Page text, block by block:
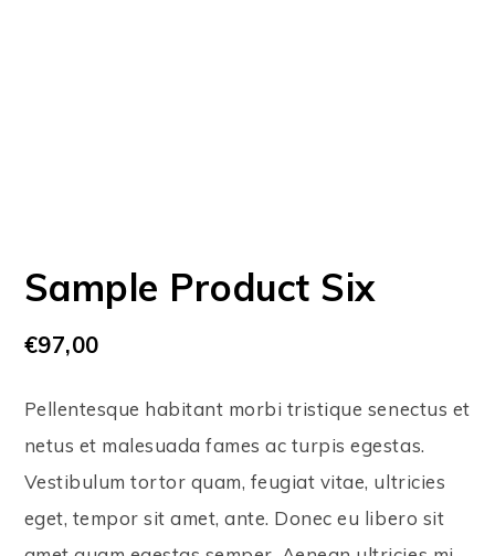
Sample Product Six
€97,00
Pellentesque habitant morbi tristique senectus et
netus et malesuada fames ac turpis egestas.
Vestibulum tortor quam, feugiat vitae, ultricies
eget, tempor sit amet, ante. Donec eu libero sit